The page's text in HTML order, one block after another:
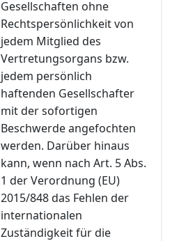
Gesellschaften ohne
Rechtspersönlichkeit von
jedem Mitglied des
Vertretungsorgans bzw.
jedem persönlich
haftenden Gesellschafter
mit der sofortigen
Beschwerde angefochten
werden. Darüber hinaus
kann, wenn nach Art. 5 Abs.
1 der Verordnung (EU)
2015/848 das Fehlen der
internationalen
Zuständigkeit für die